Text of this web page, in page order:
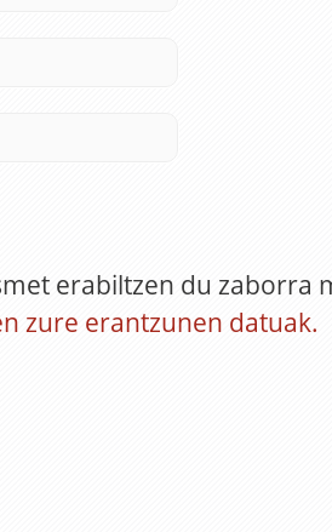
erabiltzen du zaborra
zure erantzunen datuak.